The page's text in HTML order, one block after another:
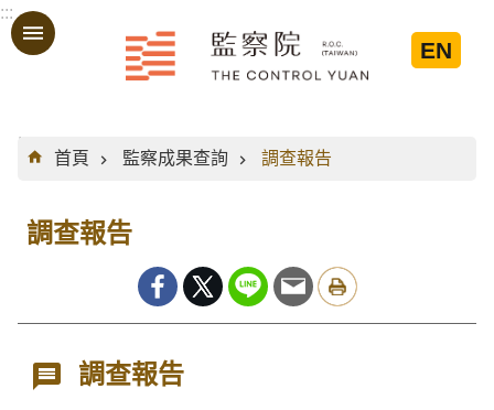
跳到主要內容區塊
:::
EN
:::
首頁
監察成果查詢 調查報告
調查報告
調查報告